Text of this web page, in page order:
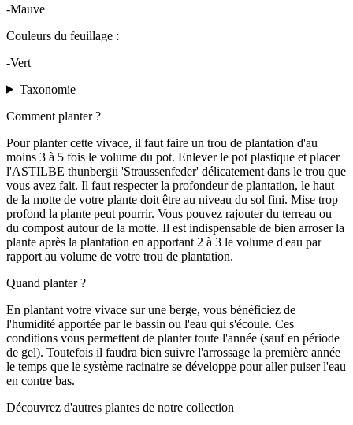
-Mauve
Couleurs du feuillage :
-Vert
Taxonomie
Comment planter ?
Pour planter cette vivace, il faut faire un trou de plantation d'au
moins 3 à 5 fois le volume du pot. Enlever le pot plastique et placer
l'ASTILBE thunbergii 'Straussenfeder' délicatement dans le trou que
vous avez fait. Il faut respecter la profondeur de plantation, le haut
de la motte de votre plante doit être au niveau du sol fini. Mise trop
profond la plante peut pourrir. Vous pouvez rajouter du terreau ou
du compost autour de la motte. Il est indispensable de bien arroser la
plante après la plantation en apportant 2 à 3 le volume d'eau par
rapport au volume de votre trou de plantation.
Quand planter ?
En plantant votre vivace sur une berge, vous bénéficiez de
l'humidité apportée par le bassin ou l'eau qui s'écoule. Ces
conditions vous permettent de planter toute l'année (sauf en période
de gel). Toutefois il faudra bien suivre l'arrossage la première année
le temps que le système racinaire se développe pour aller puiser l'eau
en contre bas.
Découvrez d'autres plantes de notre collection